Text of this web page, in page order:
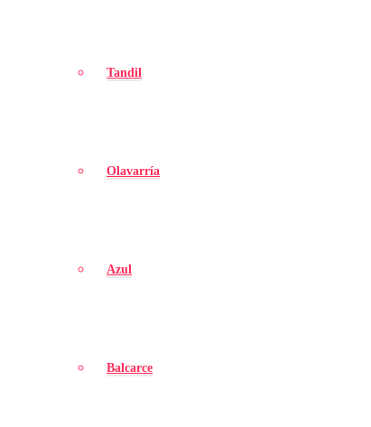
Tandil
Olavarría
Azul
Balcarce